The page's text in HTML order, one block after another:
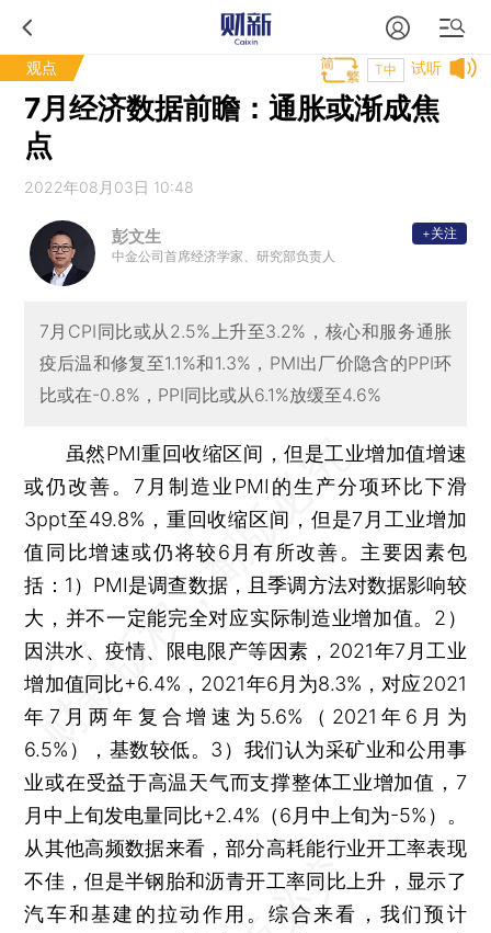
观点 试听
T中
7月经济数据前瞻：通胀或渐成焦
点
2022年08月03日 10:48
彭文生
中金公司首席经济学家、研究部负责人
+关注
7月CPI同比或从2.5%上升至3.2%，核心和服务通胀
疫后温和修复至1.1%和1.3%，PMI出厂价隐含的PPI环
比或在-0.8%，PPI同比或从6.1%放缓至4.6%
虽然PMI重回收缩区间，但是工业增加值增速
或仍改善。7月制造业PMI的生产分项环比下滑
3ppt至49.8%，重回收缩区间，但是7月工业增加
值同比增速或仍将较6月有所改善。主要因素包
括：1）PMI是调查数据，且季调方法对数据影响较
大，并不一定能完全对应实际制造业增加值。2）
因洪水、疫情、限电限产等因素，2021年7月工业
增加值同比+6.4%，2021年6月为8.3%，对应2021
年7月两年复合增速为5.6%（2021年6月为
6.5%），基数较低。3）我们认为采矿业和公用事
业或在受益于高温天气而支撑整体工业增加值，7
月中上旬发电量同比+2.4%（6月中上旬为-5%）。
从其他高频数据来看，部分高耗能行业开工率表现
不佳，但是半钢胎和沥青开工率同比上升，显示了
汽车和基建的拉动作用。综合来看，我们预计